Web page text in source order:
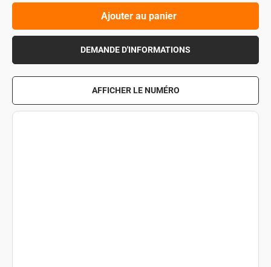
Ajouter au panier
DEMANDE D'INFORMATIONS
AFFICHER LE NUMÉRO